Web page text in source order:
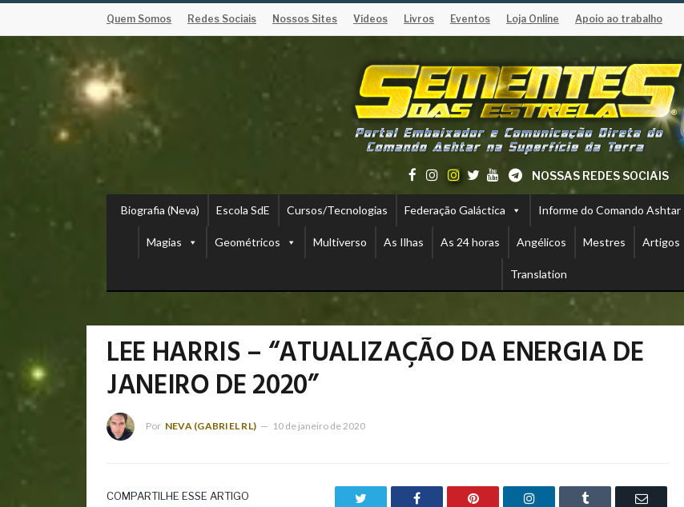
Quem Somos Redes Sociais Nossos Sites Vídeos Livros Eventos Loja Online Apoio ao trabalho
NOSSAS REDES SOCIAIS
Biografia (Neva) Escola SdE Cursos/Tecnologias Federação Galáctica Informe do Comando Ashtar
Magias Geométricos Multiverso As Ilhas As 24 horas Angélicos Mestres Artigos
Translation
LEE HARRIS – “ATUALIZAÇÃO DA ENERGIA DE
JANEIRO DE 2020”
Por NEVA (GABRIEL RL) 10 de janeiro de 2020
COMPARTILHE ESSE ARTIGO Facebook Pinterest LinkedIn Tumblr Email